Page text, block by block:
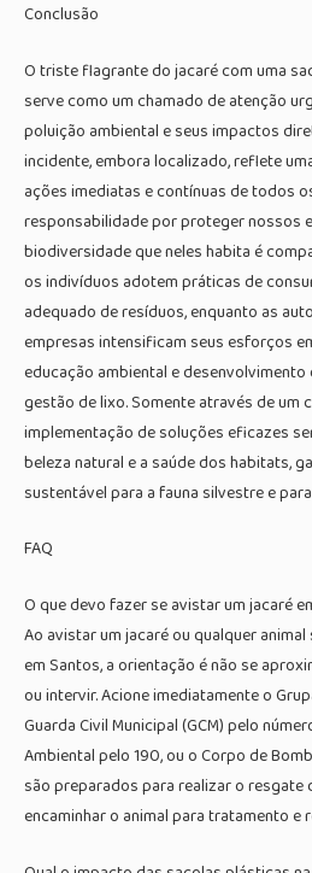
Conclusão
O triste flagrante do jacaré com uma
serve como um chamado de atenção
poluição ambiental e seus impactos
incidente, embora localizado, reflete
ações imediatas e contínuas de todos
responsabilidade por proteger nossos
biodiversidade que neles habita é
os indivíduos adotem práticas de
adequado de resíduos, enquanto as
empresas intensificam seus esforços
educação ambiental e
gestão de lixo. Somente através de um
implementação de soluções eficazes
beleza natural e a saúde dos habitats,
sustentável para a fauna silvestre e
FAQ
O que devo fazer se avistar um jacaré
Ao avistar um jacaré ou qualquer
em Santos, a orientação é não se
ou intervir. Acione imediatamente o
Guarda Civil Municipal (GCM) pelo
Ambiental pelo 190, ou o Corpo de
são preparados para realizar o resgate
encaminhar o animal para tratamento e